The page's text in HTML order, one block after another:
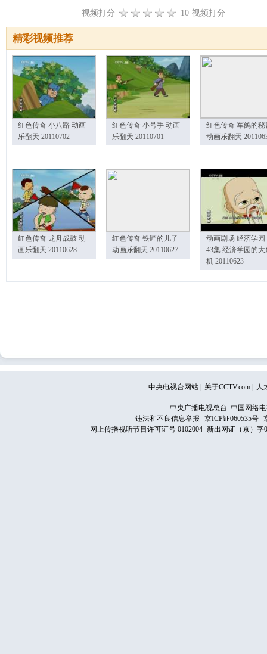
视频打分 10 视频打分
精彩视频推荐
红色传奇 小八路 动画
乐翻天 20110702
红色传奇 小号手 动画
乐翻天 20110701
红色传奇 军鸽的秘
动画乐翻天
红色传奇 龙舟战鼓 动
画乐翻天 20110628
红色传奇 铁匠的儿子
动画乐翻天 20110627
动画剧场 经济学园
43集 经济学园的大
机 20110623
中央电视台网站 关于CCTV.com 人
中央广播电视总台 中国网络
违法和不良信息举报
京ICP证060535号
网上传播视听节目许可证号 0102004 新出网证（京）